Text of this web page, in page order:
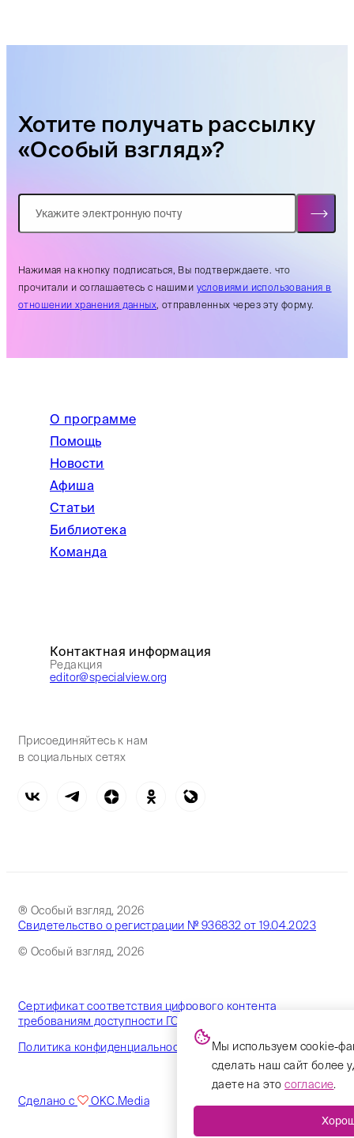
Хотите получать рассылку
«Особый взгляд»?
Нажимая на кнопку подписаться, Вы подтверждаете. что
прочитали и соглашаетесь с нашими условиями использования в
отношении хранения данных, отправленных через эту форму.
О программе
Помощь
Новости
Афиша
Статьи
Библиотека
Команда
Контактная информация
Редакция
editor@specialview.org
Присоединяйтесь к нам
в социальных сетях
® Особый взгляд, 2026
Свидетельство о регистрации № 936832 от 19.04.2023
© Особый взгляд, 2026
Сертификат соответствия цифрового контента
требованиям доступности ГОСТ
Политика конфиденциальности
Сделано с OKC.Media
Мы используем cookie-
сделать наш сайт более
даете на этосогласие.